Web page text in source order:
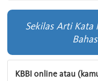
Sekilas Arti Kata
KBBI online atau